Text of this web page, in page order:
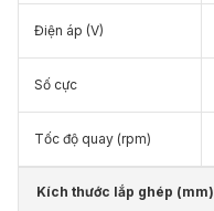
Điện áp (V)
Số cực
Tốc độ quay (rpm)
Kích thước lắp ghép (mm)